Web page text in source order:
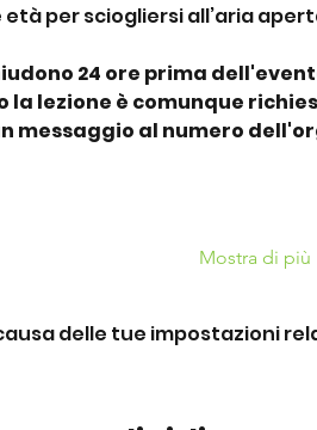
età per sciogliersi all’aria
24 ore prima
la lezione è comunque
messaggio al numero
Mostra di più
delle tue impostazioni